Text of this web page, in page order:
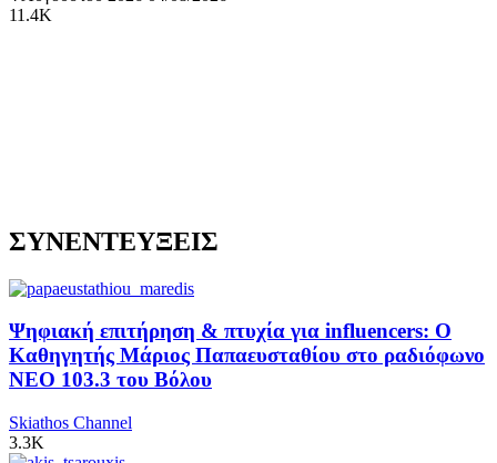
11.4K
ΣΥΝΕΝΤΕΥΞΕΙΣ
Ψηφιακή επιτήρηση & πτυχία για influencers: Ο
Καθηγητής Μάριος Παπαευσταθίου στο ραδιόφωνο
NEO 103.3 του Βόλου
Skiathos Channel
3.3K